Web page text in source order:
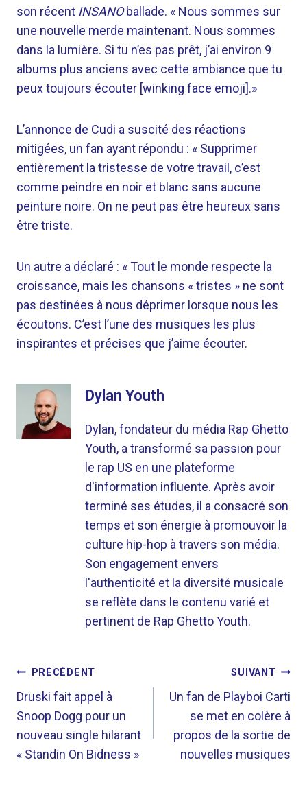
son récent INSANOballade. « Nous sommes sur
une nouvelle merde maintenant. Nous sommes
dans la lumière. Si tu n’es pas prêt, j’ai environ 9
albums plus anciens avec cette ambiance que tu
peux toujours écouter [winking face emoji].»
L’annonce de Cudi a suscité des réactions
mitigées, un fan ayant répondu : « Supprimer
entièrement la tristesse de votre travail, c’est
comme peindre en noir et blanc sans aucune
peinture noire. On ne peut pas être heureux sans
être triste.
Un autre a déclaré : « Tout le monde respecte la
croissance, mais les chansons « tristes » ne sont
pas destinées à nous déprimer lorsque nous les
écoutons. C’est l’une des musiques les plus
inspirantes et précises que j’aime écouter.
Dylan Youth
Dylan, fondateur du média Rap Ghetto
Youth, a transformé sa passion pour
le rap US en une plateforme
d'information influente. Après avoir
terminé ses études, il a consacré son
temps et son énergie à promouvoir la
culture hip-hop à travers son média.
Son engagement envers
l'authenticité et la diversité musicale
se reflète dans le contenu varié et
pertinent de Rap Ghetto Youth.
NAVIGATION
DE
L’ARTICLE
PRÉCÉDENT
Druski fait appel à
Snoop Dogg pour un
nouveau single hilarant
« Standin On Bidness »
SUIVANT
Un fan de Playboi Carti
se met en colère à
propos de la sortie de
nouvelles musiques